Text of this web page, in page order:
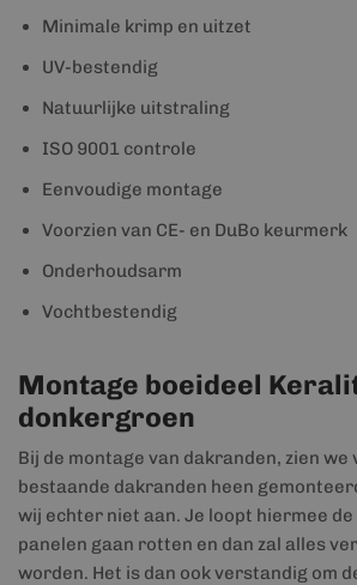
Minimale krimp en uitzet
UV-bestendig
Natuurlijke uitstraling
ISO 9001 controle
Eenvoudige montage
Voorzien van CE- en DuBo keurmerk
Onderhoudsarm
Vochtbestendig
Montage boeideel
donkergroen
Bij de montage van dakranden, zien we
bestaande dakranden heen
wij echter niet aan. Je loopt hiermee de
panelen gaan rotten en dan zal alles
worden. Het is dan ook verstandig om